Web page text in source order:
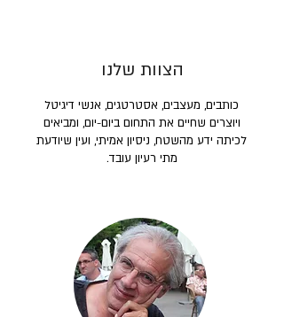
הצוות שלנו
כותבים, מעצבים, אסטרטגים, אנשי דיגיטל
ויוצרים שחיים את התחום ביום-יום, ומביאים
לכיתה ידע מהשטח, ניסיון אמיתי, ועין שיודעת
מתי רעיון עובד.